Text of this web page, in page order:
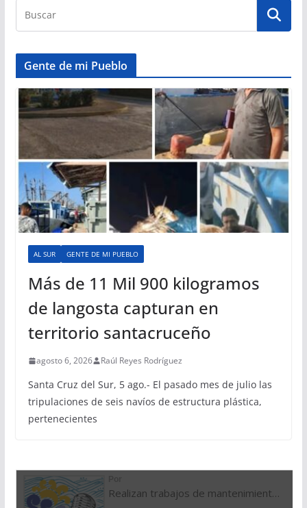
Gente de mi Pueblo
AL SUR GENTE DE MI PUEBLO
Más de 11 Mil 900 kilogramos
de langosta capturan en
territorio santacruceño
agosto 6, 2026 Raúl Reyes Rodríguez
Santa Cruz del Sur, 5 ago.- El pasado mes de julio las
tripulaciones de seis navíos de estructura plástica,
pertenecientes